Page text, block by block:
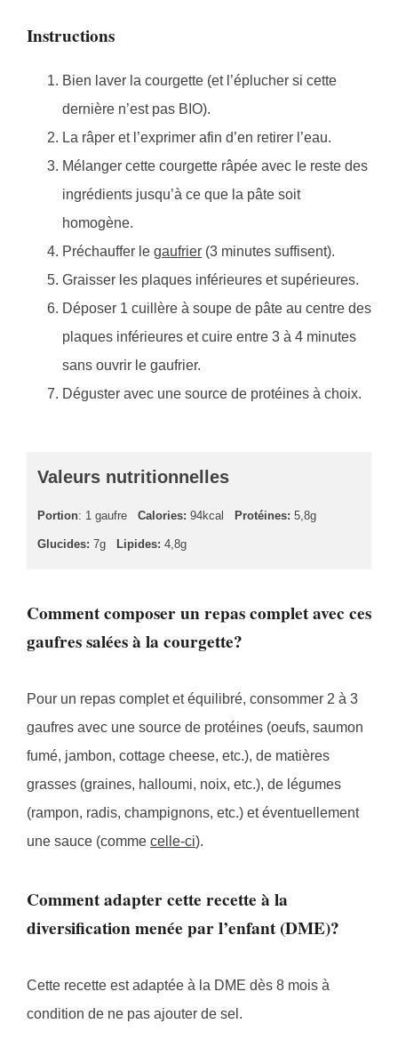
Instructions
Bien laver la courgette (et l’éplucher si cette
dernière n’est pas BIO).
La râper et l’exprimer afin d’en retirer l’eau.
Mélanger cette courgette râpée avec le reste des
ingrédients jusqu’à ce que la pâte soit
homogène.
Préchauffer le gaufrier (3 minutes suffisent).
Graisser les plaques inférieures et supérieures.
Déposer 1 cuillère à soupe de pâte au centre des
plaques inférieures et cuire entre 3 à 4 minutes
sans ouvrir le gaufrier.
Déguster avec une source de protéines à choix.
Valeurs nutritionnelles
Portion: 1 gaufre Calories: 94kcal Protéines: 5,8g
Glucides: 7g Lipides: 4,8g
Comment composer un repas complet avec ces
gaufres salées à la courgette?
Pour un repas complet et équilibré, consommer 2 à 3
gaufres avec une source de protéines (oeufs, saumon
fumé, jambon, cottage cheese, etc.), de matières
grasses (graines, halloumi, noix, etc.), de légumes
(rampon, radis, champignons, etc.) et éventuellement
une sauce (comme celle-ci).
Comment adapter cette recette à la
diversification menée par l’enfant (DME)?
Cette recette est adaptée à la DME dès 8 mois à
condition de ne pas ajouter de sel.